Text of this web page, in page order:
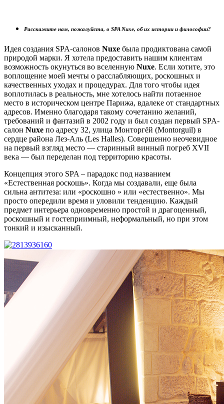
Расскажите нам, пожалуйста, о SPA Nuxe, об их истории и философии?
Идея создания SPA-салонов Nuxe была продиктована самой
природой марки. Я хотела предоставить нашим клиентам
возможность окунуться во вселенную Nuxe. Если хотите, это
воплощение моей мечты о расслабляющих, роскошных и
качественных уходах и процедурах. Для того чтобы идея
воплотилась в реальность, мне хотелось найти потаенное
место в историческом центре Парижа, вдалеке от стандартных
адресов. Именно благодаря такому сочетанию желаний,
требований и фантазий в 2002 году и был создан первый SPA-
салон Nuxe по адресу 32, улица Монторгёй (Montorguil) в
сердце района Лез-Аль (Les Halles). Совершенно неочевидное
на первый взгляд место — старинный винный погреб XVII
века — был переделан под территорию красоты.
Концепция этого SPA – парадокс под названием
«Естественная роскошь». Когда мы создавали, еще была
сильна антитеза: или «роскошно » или «естественно». Мы
просто опередили время и уловили тенденцию. Каждый
предмет интерьера одновременно простой и драгоценный,
роскошный и гостеприимный, неформальный, но при этом
тонкий и изысканный.